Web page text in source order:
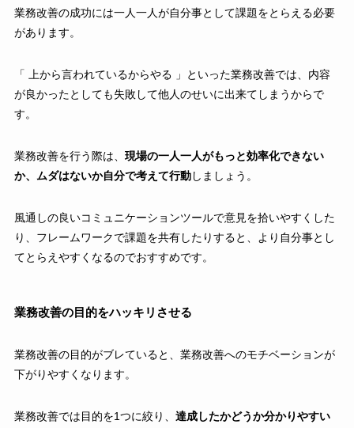
業務改善の成功には一人一人が自分事として課題をとらえる必要
があります。
「 上から言われているからやる 」といった業務改善では、内容
が良かったとしても失敗して他人のせいに出来てしまうからで
す。
業務改善を行う際は、 現場の一人一人がもっと効率化できない
か、ムダはないか自分で考えて行動しましょう。
風通しの良いコミュニケーションツールで意見を拾いやすくした
り、フレームワークで課題を共有したりすると、より自分事とし
てとらえやすくなるのでおすすめです。
業務改善の目的をハッキリさせる
業務改善の目的がブレていると、業務改善へのモチベーションが
下がりやすくなります。
業務改善では目的を1つに絞り、 達成したかどうか分かりやすい